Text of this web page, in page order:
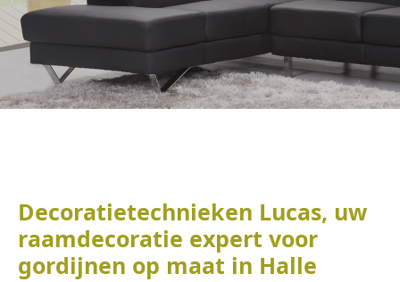
Decoratietechnieken Lucas, uw
raamdecoratie expert voor
gordijnen op maat in Halle